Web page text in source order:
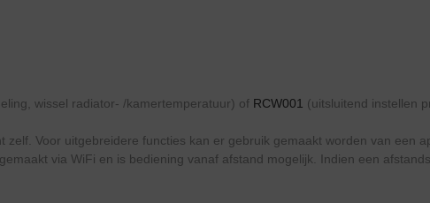
wissel radiator- /kamertemperatuur) of RCW001 (uitsluitend instellen
Voor uitgebreidere functies kan er gebruik gemaakt worden van een
via WiFi en is bediening vanaf afstand mogelijk. Indien een